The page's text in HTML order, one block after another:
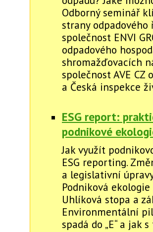
Odborný seminář
strany odpadového
společnost ENVI
odpadového
shromažďovacích
společnost AVE CZ
a Česká inspekce
ESG report:
podnikové
Jak využít
ESG reporting.
a legislativní
Podniková ekologie
Uhlíková stopa a
Environmentální
spadá do „E“ a jak